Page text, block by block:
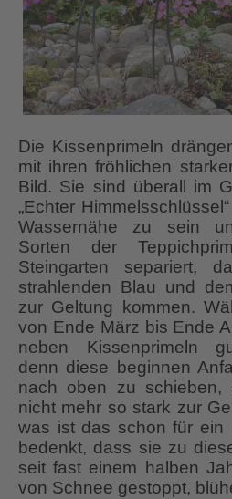
Die Kissenprimeln
mit ihren fröhlichen
Bild. Sie sind überall im
„Echter
Wassernähe zu sein
Sorten der
Steingarten separiert,
strahlenden Blau und
zur Geltung kommen.
von Ende März bis Ende
neben Kissenprimeln
denn diese beginnen
nach oben zu
nicht mehr so stark zur
was ist das schon für ein
bedenkt, dass sie zu
seit fast einem halben
von Schnee gestoppt,